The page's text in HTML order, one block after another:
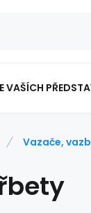
VAŠÍCH
Vazače,